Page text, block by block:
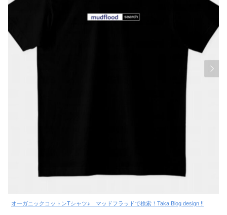
オーガニックコットンTシャツ♪ マッドフラッドで検索！Taka Blog design !!